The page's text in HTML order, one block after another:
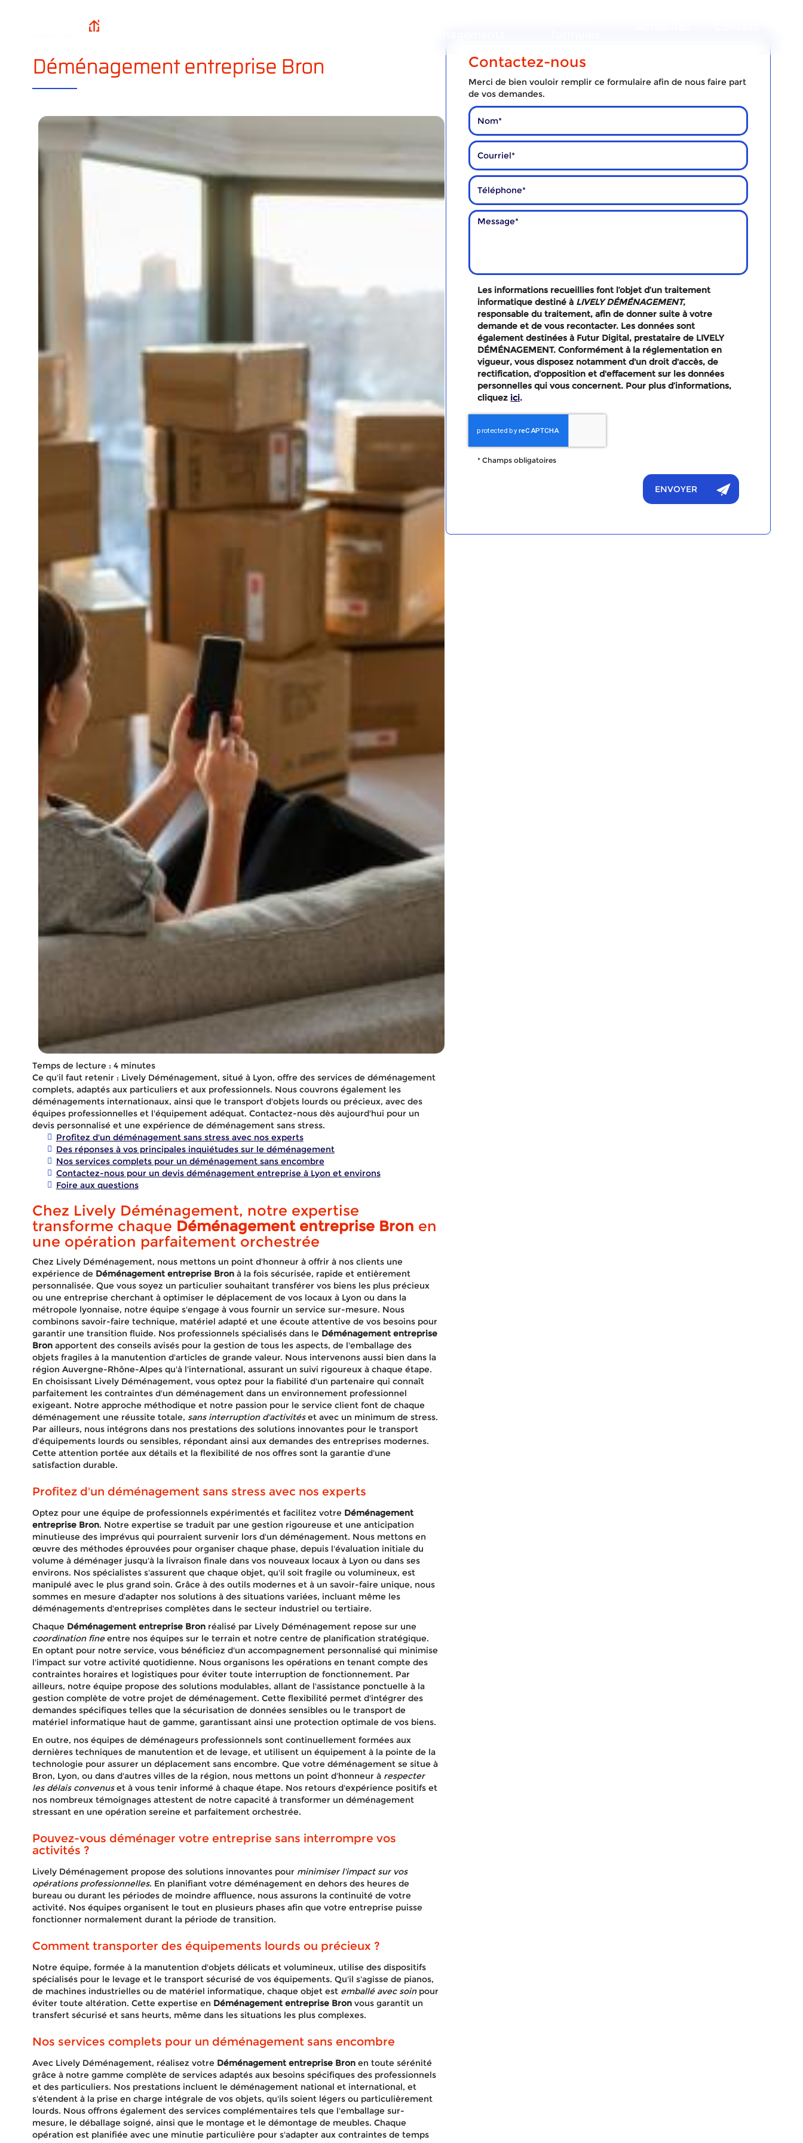
Déménagement entreprise
Bron
APPELEZ-NOUS !
Déménagement entreprise Bron
Temps de lecture : 4 minutes
Ce qu'il faut retenir : Lively Déménagement, situé à Lyon, offre des services de déménagement
complets, adaptés aux particuliers et aux professionnels. Nous couvrons également les
déménagements internationaux, ainsi que le transport d'objets lourds ou précieux, avec des
équipes professionnelles et l'équipement adéquat. Contactez-nous dès aujourd'hui pour un
devis personnalisé et une expérience de déménagement sans stress.
Profitez d'un déménagement sans stress avec nos experts
Des réponses à vos principales inquiétudes sur le déménagement
Nos services complets pour un déménagement sans encombre
Contactez-nous pour un devis déménagement entreprise à Lyon et environs
Foire aux questions
Chez Lively Déménagement, notre expertise
transforme chaque Déménagement entreprise Bron en
une opération parfaitement orchestrée
Chez Lively Déménagement, nous mettons un point d'honneur à offrir à nos clients une
expérience de Déménagement entreprise Bronà la fois sécurisée, rapide et entièrement
personnalisée. Que vous soyez un particulier souhaitant transférer vos biens les plus précieux
ou une entreprise cherchant à optimiser le déplacement de vos locaux à Lyon ou dans la
métropole lyonnaise, notre équipe s'engage à vous fournir un service sur-mesure. Nous
combinons savoir-faire technique, matériel adapté et une écoute attentive de vos besoins pour
garantir une transition fluide. Nos professionnels spécialisés dans le Déménagement entreprise
Bronapportent des conseils avisés pour la gestion de tous les aspects, de l'emballage des
objets fragiles à la manutention d'articles de grande valeur. Nous intervenons aussi bien dans la
région Auvergne-Rhône-Alpes qu'à l'international, assurant un suivi rigoureux à chaque étape.
En choisissant Lively Déménagement, vous optez pour la fiabilité d'un partenaire qui connaît
parfaitement les contraintes d'un déménagement dans un environnement professionnel
exigeant. Notre approche méthodique et notre passion pour le service client font de chaque
déménagement une réussite totale, sans interruption d'activitéset avec un minimum de stress.
Par ailleurs, nous intégrons dans nos prestations des solutions innovantes pour le transport
d'équipements lourds ou sensibles, répondant ainsi aux demandes des entreprises modernes.
Cette attention portée aux détails et la flexibilité de nos offres sont la garantie d'une
satisfaction durable.
Profitez d'un déménagement sans stress avec nos experts
Optez pour une équipe de professionnels expérimentés et facilitez votre Déménagement
entreprise Bron. Notre expertise se traduit par une gestion rigoureuse et une anticipation
minutieuse des imprévus qui pourraient survenir lors d'un déménagement. Nous mettons en
œuvre des méthodes éprouvées pour organiser chaque phase, depuis l'évaluation initiale du
volume à déménager jusqu'à la livraison finale dans vos nouveaux locaux à Lyon ou dans ses
environs. Nos spécialistes s'assurent que chaque objet, qu'il soit fragile ou volumineux, est
manipulé avec le plus grand soin. Grâce à des outils modernes et à un savoir-faire unique, nous
sommes en mesure d'adapter nos solutions à des situations variées, incluant même les
déménagements d'entreprises complètes dans le secteur industriel ou tertiaire.
Chaque Déménagement entreprise Bronréalisé par Lively Déménagement repose sur une
coordination fineentre nos équipes sur le terrain et notre centre de planification stratégique.
En optant pour notre service, vous bénéficiez d'un accompagnement personnalisé qui minimise
l'impact sur votre activité quotidienne. Nous organisons les opérations en tenant compte des
contraintes horaires et logistiques pour éviter toute interruption de fonctionnement. Par
ailleurs, notre équipe propose des solutions modulables, allant de l'assistance ponctuelle à la
gestion complète de votre projet de déménagement. Cette flexibilité permet d'intégrer des
demandes spécifiques telles que la sécurisation de données sensibles ou le transport de
matériel informatique haut de gamme, garantissant ainsi une protection optimale de vos biens.
En outre, nos équipes de déménageurs professionnels sont continuellement formées aux
dernières techniques de manutention et de levage, et utilisent un équipement à la pointe de la
technologie pour assurer un déplacement sans encombre. Que votre déménagement se situe à
Bron, Lyon, ou dans d'autres villes de la région, nous mettons un point d'honneur à respecter
les délais convenuset à vous tenir informé à chaque étape. Nos retours d'expérience positifs et
nos nombreux témoignages attestent de notre capacité à transformer un déménagement
stressant en une opération sereine et parfaitement orchestrée.
Pouvez-vous déménager votre entreprise sans interrompre vos
activités ?
Lively Déménagement propose des solutions innovantes pour minimiser l'impact sur vos
opérations professionnelles. En planifiant votre déménagement en dehors des heures de
bureau ou durant les périodes de moindre affluence, nous assurons la continuité de votre
activité. Nos équipes organisent le tout en plusieurs phases afin que votre entreprise puisse
fonctionner normalement durant la période de transition.
Comment transporter des équipements lourds ou précieux ?
Notre équipe, formée à la manutention d'objets délicats et volumineux, utilise des dispositifs
spécialisés pour le levage et le transport sécurisé de vos équipements. Qu'il s'agisse de pianos,
de machines industrielles ou de matériel informatique, chaque objet est emballé avec soinpour
éviter toute altération. Cette expertise en Déménagement entreprise Bronvous garantit un
transfert sécurisé et sans heurts, même dans les situations les plus complexes.
Nos services complets pour un déménagement sans encombre
Avec Lively Déménagement, réalisez votre Déménagement entreprise Bronen toute sérénité
grâce à notre gamme complète de services adaptés aux besoins spécifiques des professionnels
et des particuliers. Nos prestations incluent le déménagement national et international, et
s'étendent à la prise en charge intégrale de vos objets, qu'ils soient légers ou particulièrement
lourds. Nous offrons également des services complémentaires tels que l'emballage sur-
mesure, le déballage soigné, ainsi que le montage et le démontage de meubles. Chaque
opération est planifiée avec une minutie particulière pour s'adapter aux contraintes de temps
Contactez-nous
Merci de bien vouloir remplir ce formulaire afin de nous faire part
de vos demandes.
Les informations recueillies font l’objet d’un traitement
informatique destiné à LIVELY DÉMÉNAGEMENT,
responsable du traitement, afin de donner suite à votre
demande et de vous recontacter. Les données sont
également destinées à Futur Digital, prestataire de LIVELY
DÉMÉNAGEMENT. Conformément à la réglementation en
vigueur, vous disposez notamment d'un droit d'accès, de
rectification, d'opposition et d'effacement sur les données
personnelles qui vous concernent. Pour plus d’informations,
cliquez ici.
*Champs obligatoires